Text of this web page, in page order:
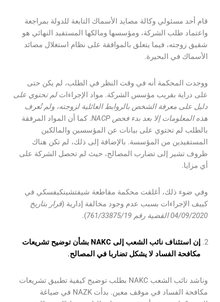
قام أحد مسئولي وكالة مصايد الأسماك التابعة للدولة بمراجعة
واعتماد طلب الشركة، ومؤسسها ومالكها المستفيد النهائي هو
شقيق زوجته، فيما يتعلق بالموافقة على نظام استغلال مصائد
الأسماك في البحيرة.
ووجدت المحكمة أنه في وقت النظر في الطلب، لم يكن حتى
على دراية بقريب مؤسس الشركة. مواد الإجراءاتلم تحتوي على
دليل على معرفة الشخص بالروابط العائلية لزوجته، ولم تُعرف
هذه المعلومات إلا بعد بدء فحص NACP
. كما أن المواد المرفقة
بالطلب لم تحتوي على بيانات عن المؤسسين والمالكين
المستفيدين من المؤسسة. بالإضافة إلى ذلك، لم تكن هناك
ظروف تشير إلى تضارب المصالح، حيث لم تحصل الشركة على
أي مزايا.
وفي ضوء ذلك، أغلقت محكمة مقاطعة شيفتشينكيفسكي في
كييف الإجراءات بسبب عدم وجود مخالفة إدارية (قرار بتاريخ
04/09/2020 القضية رقم 761/33875/19
).
إن استئناف نائب الشعب إلى NAKC بشأن توضيح تشريعات
مكافحة الفساد لا يشكل تضاربا في المصالح.
وناشد نائب الشعب NAKC بطلب توضيح كيفية تطبيق تشريعات
مكافحة الفساد في موقف معين. بدأت NAZK في صياغة